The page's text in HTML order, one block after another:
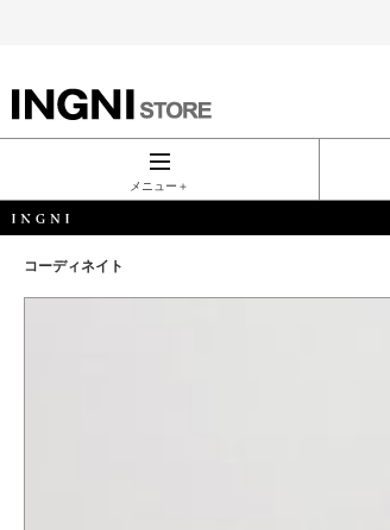
INGNI（イン
グ）公式通
販｜INGNI
STORE
メニュー＋
コーディネイト